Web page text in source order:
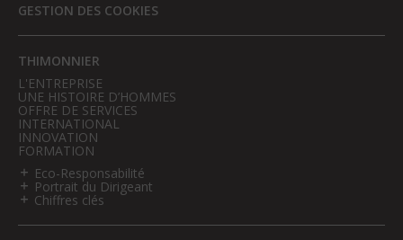
GESTION DES COOKIES
THIMONNIER
L'ENTREPRISE
UNE HISTOIRE D’HOMMES
OFFRE DE SERVICES
INTERNATIONAL
INNOVATION
FORMATION
Eco-Responsabilité
Portrait du Dirigeant
Chiffres clés